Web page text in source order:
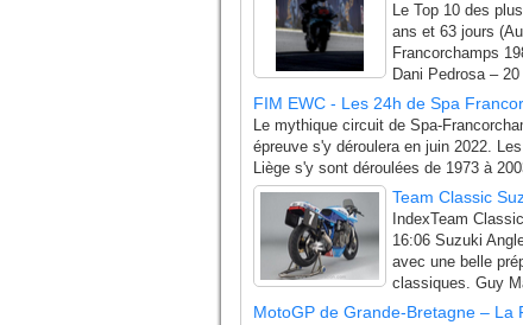
Le Top 10 des
ans et 63 jours
Francorchamps
Dani Pedrosa –
FIM EWC - Les 24h de Spa
Le mythique circuit de Spa-
épreuve s'y déroulera en juin 2022.
Liège s'y sont déroulées de 1973 à
Team Classic
IndexTeam
16:06 Suzuki
avec une belle
classiques. Guy
MotoGP de Grande-Bretagne – La